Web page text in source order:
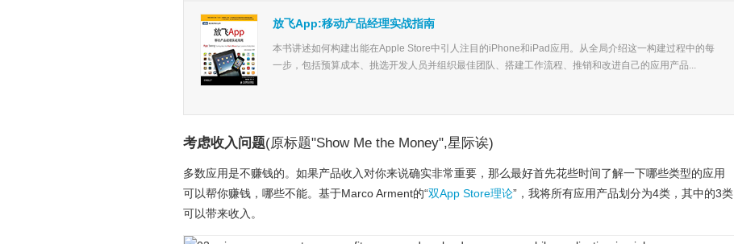
放飞App:移动产品经理实战指南
本书讲述如何构建出能在Apple Store中引人注目的iPhone和iPad应用。从全局介绍这一构建过程中的每
一步，包括预算成本、挑选开发人员并组织最佳团队、搭建工作流程、推销和改进自己的应用产品...
考虑收入问题(原标题"Show Me the Money",星际诶)
多数应用是不赚钱的。如果产品收入对你来说确实非常重要，那么最好首先花些时间了解一下哪些类型的应用
可以帮你赚钱，哪些不能。基于Marco Arment的“双App Store理论”，我将所有应用产品划分为4类，其中的3类
可以带来收入。